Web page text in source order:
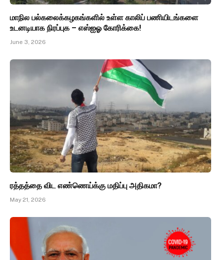
மாநில பல்கலைக்கழகங்களில் உள்ள காலிப் பணியிடங்களை
உடனடியாக நிரப்புக – எஸ்ஐஓ கோரிக்கை!
June 3, 2026
ரத்தத்தை விட எண்ணெய்க்கு மதிப்பு அதிகமா?
May 21, 2026